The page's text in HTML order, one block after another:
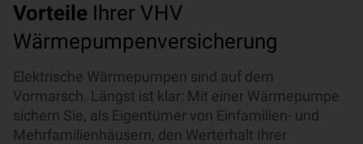
Vorteile Ihrer VHV
Wärmepumpenversicherung
Elektrische Wärmepumpen sind auf dem
Vormarsch. Längst ist klar: Mit einer Wärmepumpe
sichern Sie, als Eigentümer von Einfamilien- und
Mehrfamilienhäusern, den Werterhalt Ihrer